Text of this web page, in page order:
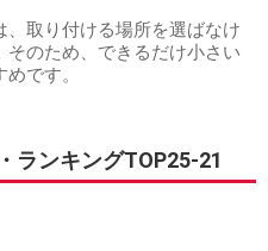
取り付ける場所を選ばなけ
のため、できるだけ小さい
です。
ランキングTOP25-21